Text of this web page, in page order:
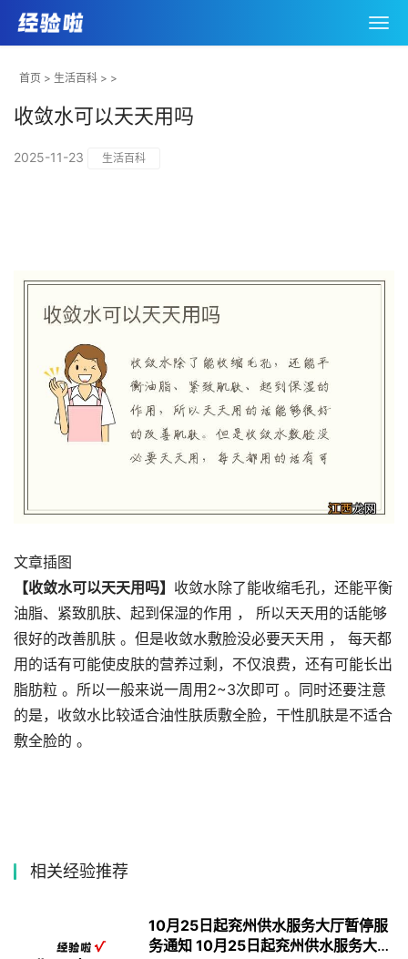
首页 > 生活百科 > >
收敛水可以天天用吗
2025-11-23 生活百科
文章插图
【收敛水可以天天用吗】 收敛水除了能收缩毛孔，还能平衡
油脂、紧致肌肤、起到保湿的作用 ， 所以天天用的话能够
很好的改善肌肤 。但是收敛水敷脸没必要天天用 ， 每天都
用的话有可能使皮肤的营养过剩，不仅浪费，还有可能长出
脂肪粒 。所以一般来说一周用2~3次即可 。同时还要注意
的是，收敛水比较适合油性肤质敷全脸，干性肌肤是不适合
敷全脸的 。
相关经验推荐
10月25日起兖州供水服务大厅暂停服
务通知 10月25日起兖州供水服务大厅